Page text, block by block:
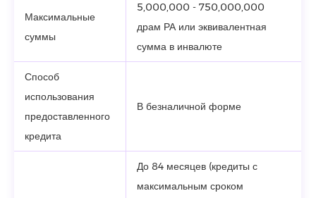
Максимальные
суммы
5,000,000 - 750,000,000
драм РА или эквивалентная
сумма в инвалюте
Способ
использования
предоставленного
кредита
В безналичной форме
До 84 месяцев (кредиты с
максимальным сроком